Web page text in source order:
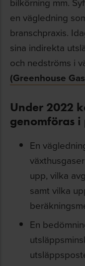
en vägledning
branschpraxis.
sina indirekta
och nedströms i
(Greenhouse
Under 2022
genomföras
En
upp, vilka
samt vilka
En